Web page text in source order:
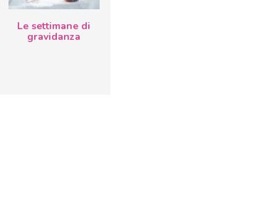
Le settimane di
gravidanza